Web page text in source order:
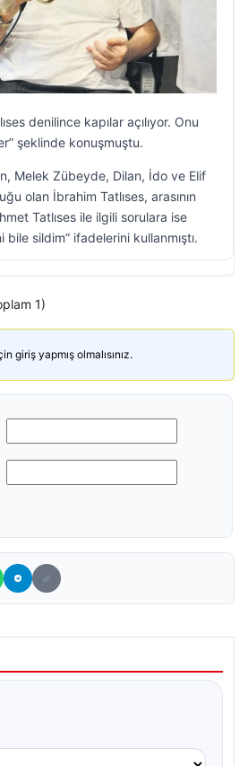
denilince kapılar açılıyor. Onu
şeklinde konuşmuştu.
Melek Zübeyde, Dilan, İdo ve Elif
olan İbrahim Tatlıses, arasının
Tatlıses ile ilgili sorulara ise
bile sildim” ifadelerini kullanmıştı.
1)
giriş yapmış olmalısınız.